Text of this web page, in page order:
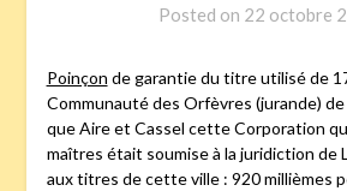
Posted on 22 octobre
Poinçon de garantie du titre utilisé de
Communauté des Orfèvres (jurande)
que Aire et Cassel cette Corporation
maîtres était soumise à la juridiction de
aux titres de cette ville : 920 millièmes